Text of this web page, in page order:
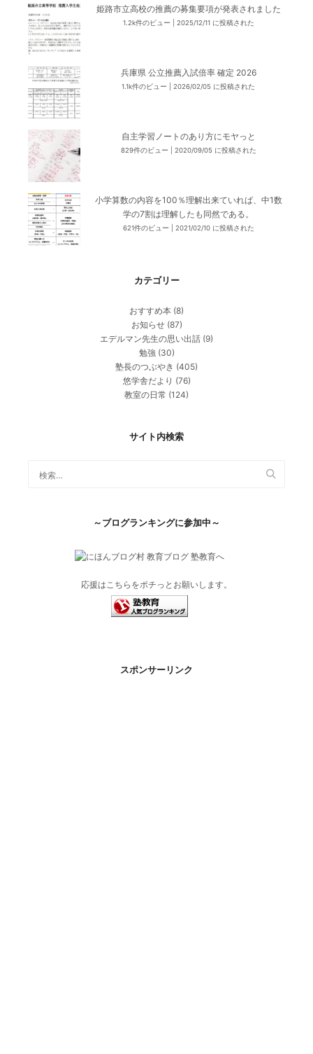
姫路市立高校の推薦の募集要項が発表されました
1.2k件のビュー 2025/12/11 に投稿された
兵庫県 公立推薦入試倍率 確定 2026
1.1k件のビュー 2026/02/05 に投稿された
自主学習ノートのあり方にモヤっと
829件のビュー 2020/09/05 に投稿された
小学算数の内容を100％理解出来ていれば、中1数
学の7割は理解したも同然である。
621件のビュー 2021/02/10 に投稿された
カテゴリー
おすすめ本 (8)
お知らせ(87)
エデルマン先生の思い出話 (9)
勉強 (30)
塾長のつぶやき (405)
悠学舎だより (76)
教室の日常 (124)
サイト内検索
～ブログランキングに参加中～
応援はこちらをポチっとお願いします。
スポンサーリンク